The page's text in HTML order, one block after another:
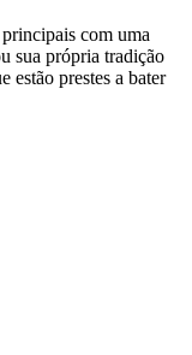
principais com uma
sua própria tradição
estão prestes a bater